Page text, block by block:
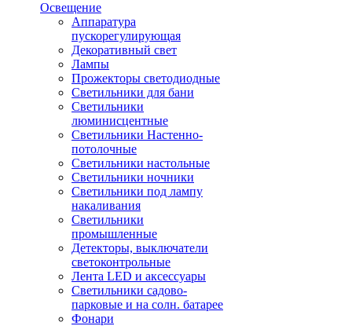
Освещение
Аппаратура
пускорегулирующая
Декоративный свет
Лампы
Прожекторы светодиодные
Светильники для бани
Светильники
люминисцентные
Светильники Настенно-
потолочные
Светильники настольные
Светильники ночники
Светильники под лампу
накаливания
Светильники
промышленные
Детекторы, выключатели
светоконтрольные
Лента LED и аксессуары
Светильники садово-
парковые и на солн. батарее
Фонари